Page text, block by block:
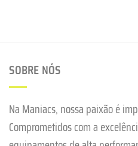
SOBRE NÓS
Na Maniacs, nossa paixão é
Comprometidos com a